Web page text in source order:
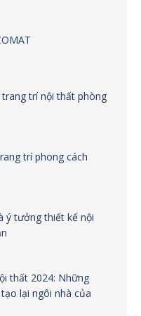
trí nội thất phòng
trí phong cách
ý tưởng thiết kế nội
thất 2024: Những
lại ngôi nhà của